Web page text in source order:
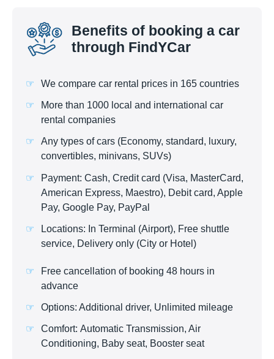
Benefits of booking a car
through FindYCar
We compare car rental prices in 165 countries
More than 1000 local and international car
rental companies
Any types of cars (Economy, standard, luxury,
convertibles, minivans, SUVs)
Payment: Cash, Credit card (Visa, MasterCard,
American Express, Maestro), Debit card, Apple
Pay, Google Pay, PayPal
Locations: In Terminal (Airport), Free shuttle
service, Delivery only (City or Hotel)
Free cancellation of booking 48 hours in
advance
Options: Additional driver, Unlimited mileage
Comfort: Automatic Transmission, Air
Conditioning, Baby seat, Booster seat